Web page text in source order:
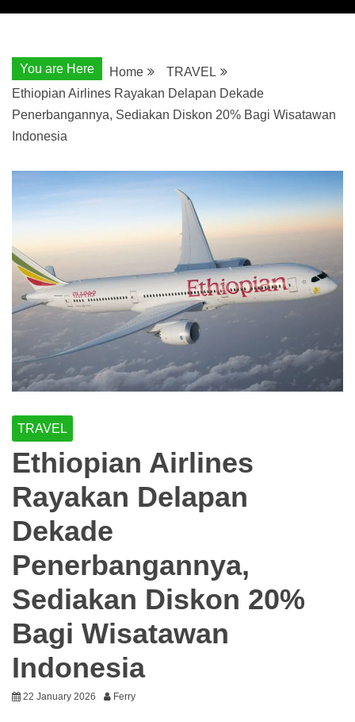
You are Here Home
TRAVEL
Ethiopian Airlines Rayakan Delapan Dekade
Penerbangannya, Sediakan Diskon 20% Bagi Wisatawan
Indonesia
TRAVEL
Ethiopian Airlines
Rayakan Delapan
Dekade
Penerbangannya,
Sediakan Diskon 20%
Bagi Wisatawan
Indonesia
22 January 2026 Ferry